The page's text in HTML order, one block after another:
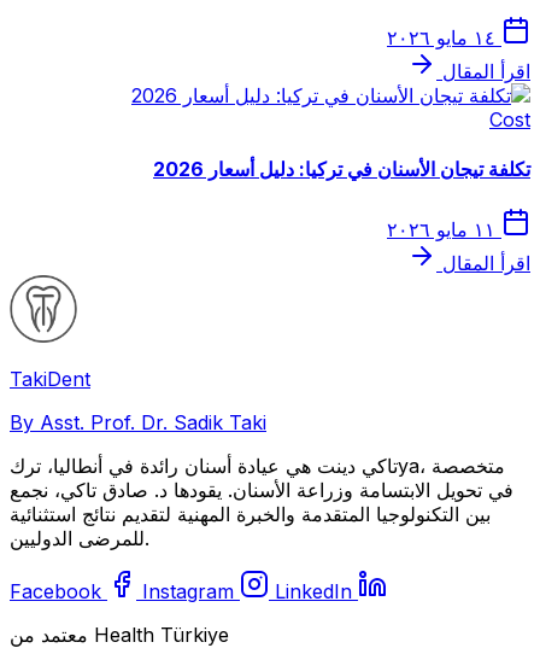
١٤ مايو ٢٠٢٦
اقرأ المقال
Cost
تكلفة تيجان الأسنان في تركيا: دليل أسعار 2026
١١ مايو ٢٠٢٦
اقرأ المقال
TakiDent
By Asst. Prof. Dr. Sadik Taki
تاكي دينت هي عيادة أسنان رائدة في أنطاليا، تركya، متخصصة
في تحويل الابتسامة وزراعة الأسنان. يقودها د. صادق تاكي، نجمع
بين التكنولوجيا المتقدمة والخبرة المهنية لتقديم نتائج استثنائية
للمرضى الدوليين.
Facebook Instagram
LinkedIn
معتمد من Health Türkiye